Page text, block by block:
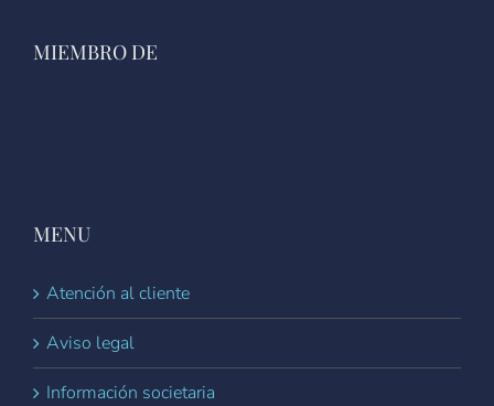
MIEMBRO DE
MENU
Atención al cliente
Aviso legal
Información societaria